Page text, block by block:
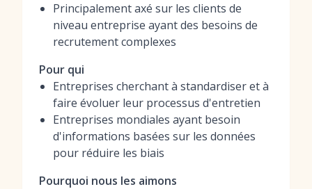
Principalement axé sur les clients de
niveau entreprise ayant des besoins de
recrutement complexes
Pour qui
Entreprises cherchant à standardiser et à
faire évoluer leur processus d'entretien
Entreprises mondiales ayant besoin
d'informations basées sur les données
pour réduire les biais
Pourquoi nous les aimons